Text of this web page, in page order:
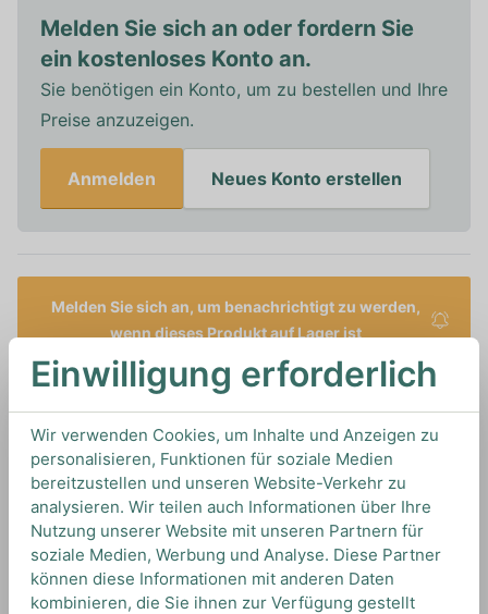
Melden Sie sich an oder fordern Sie
ein kostenloses Konto an.
Sie benötigen ein Konto, um zu bestellen und Ihre
Preise anzuzeigen.
Anmelden Neues Konto erstellen
Melden Sie sich an, um benachrichtigt zu werden,
wenn dieses Produkt auf Lager ist
Artikelnummer: 18389
Moonshine von
Ole Smoky Moonshineaus USA
TIPS & TRICKS
HOW TO DRINK
Einwilligung erforderlich
Wir verwenden Cookies, um Inhalte und Anzeigen zu
personalisieren, Funktionen für soziale Medien
bereitzustellen und unseren Website-Verkehr zu
analysieren. Wir teilen auch Informationen über Ihre
Nutzung unserer Website mit unseren Partnern für
soziale Medien, Werbung und Analyse. Diese Partner
können diese Informationen mit anderen Daten
kombinieren, die Sie ihnen zur Verfügung gestellt